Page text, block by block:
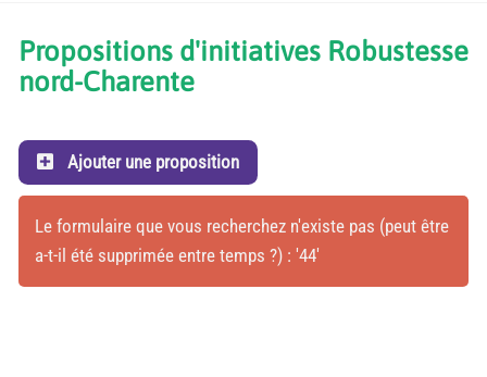
Propositions d'initiatives Robustesse
nord-Charente
Ajouter une proposition
Le formulaire que vous recherchez n'existe pas (peut être
a-t-il été supprimée entre temps ?) : '44'